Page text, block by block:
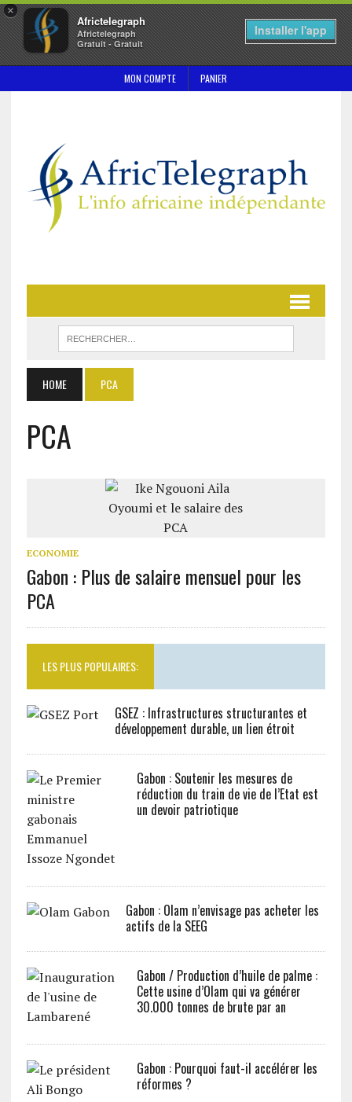
×
Africtelegraph
Africtelegraph
Gratuit - Gratuit
Installer l'app
MON COMPTE PANIER
HOME PCA
PCA
ECONOMIE
Gabon : Plus de salaire mensuel pour les
PCA
LES PLUS POPULAIRES:
GSEZ : Infrastructures structurantes et
développement durable, un lien étroit
Gabon : Soutenir les mesures de
réduction du train de vie de l’Etat est
un devoir patriotique
Gabon : Olam n’envisage pas acheter les
actifs de la SEEG
Gabon / Production d’huile de palme :
Cette usine d’Olam qui va générer
30.000 tonnes de brute par an
Gabon : Pourquoi faut-il accélérer les
réformes ?